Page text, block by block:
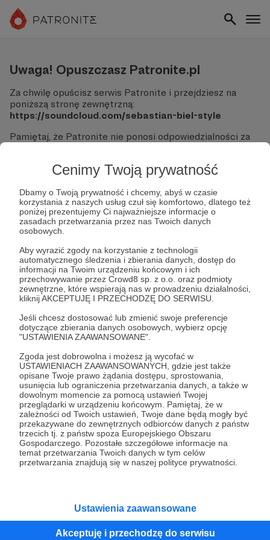
Cenimy Twoją prywatność
Dbamy o Twoją prywatność i chcemy, abyś w czasie
korzystania z naszych usług czuł się komfortowo, dlatego też
poniżej prezentujemy Ci najważniejsze informacje o
zasadach przetwarzania przez nas Twoich danych
osobowych.
Aby wyrazić zgody na korzystanie z technologii
automatycznego śledzenia i zbierania danych, dostęp do
informacji na Twoim urządzeniu końcowym i ich
przechowywanie przez Crowd8 sp. z o.o. oraz podmioty
zewnętrzne, które wspierają nas w prowadzeniu działalności,
kliknij AKCEPTUJĘ I PRZECHODZĘ DO SERWISU.
Jeśli chcesz dostosować lub zmienić swoje preferencje
dotyczące zbierania danych osobowych, wybierz opcję
"USTAWIENIA ZAAWANSOWANE".
Zgoda jest dobrowolna i możesz ją wycofać w
USTAWIENIACH ZAAWANSOWANYCH, gdzie jest także
opisane Twoje prawo żądania dostępu, sprostowania,
usunięcia lub ograniczenia przetwarzania danych, a także w
dowolnym momencie za pomocą ustawień Twojej
przeglądarki w urządzeniu końcowym. Pamiętaj, że w
zależności od Twoich ustawień, Twoje dane będą mogły być
przekazywane do zewnętrznych odbiorców danych z państw
trzecich tj. z państw spoza Europejskiego Obszaru
Gospodarczego. Pozostałe szczegółowe informacje na
temat przetwarzania Twoich danych w tym celów
przetwarzania znajdują się w naszej polityce prywatności.
Ustawienia zaawansowane
Akceptuję i przechodzę do serwisu
Uwaga! Opuszczasz Patronite.pl
Za chwilę opuścisz serwis Patronite i przejdziesz na
poniższą stronę zewnętrzną:
https://soundcloud.com/sebastian-biel-style
Pamiętaj, że Patronite nie ponosi odpowiedzialności za
Nie podawaj swoich danych logowania ani informacji
finansowych na podjerzanych stronach.
Sprawdź dokładnie adres URL, zanim klikniesz przycisk
"Tak, przejdź do strony".
Jeśli masz wątpliwości, wróć do Patronite i zweryfikuj
link.
Czy na pewno chcesz kontynuować?
Tak, przejdź do strony
Kategorie
O Patronite
Dodatkowe produkty
Pomoc
RegulaminPolityka prywatnościPatronite Commons
Unia Europejska